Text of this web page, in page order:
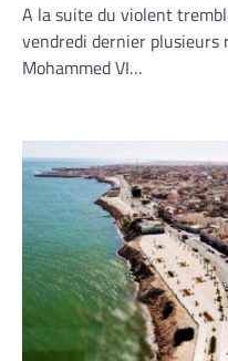
A la suite du violent
vendredi dernier plusieurs
Mohammed VI…